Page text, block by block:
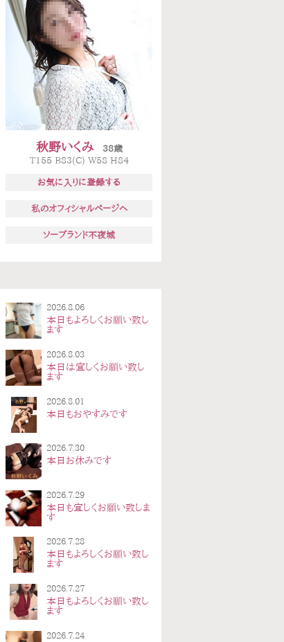
秋野いくみ
38歳
T155 B83(C) W58 H84
お気に入りに登録する
私のオフィシャルページへ
ソープランド不夜城
2026.8.06
本日もよろしくお願い致し
ます
2026.8.03
本日は宜しくお願い致し
ます
2026.8.01
本日もおやすみです
2026.7.30
本日お休みです
2026.7.29
本日も宜しくお願い致しま
す
2026.7.28
本日もよろしくお願い致し
ます
2026.7.27
本日もよろしくお願い致し
ます
2026.7.24